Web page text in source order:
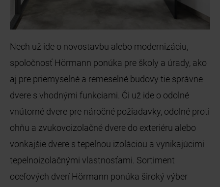
Nech už ide o novostavbu alebo modernizáciu,
spoločnosť Hörmann ponúka pre školy a úrady, ako
aj pre priemyselné a remeselné budovy tie správne
dvere s vhodnými funkciami. Či už ide o odolné
vnútorné dvere pre náročné požiadavky, odolné proti
ohňu a zvukovoizolačné dvere do exteriéru alebo
vonkajšie dvere s tepelnou izoláciou a vynikajúcimi
tepelnoizolačnými vlastnosťami. Sortiment
oceľových dverí Hörmann ponúka široký výber